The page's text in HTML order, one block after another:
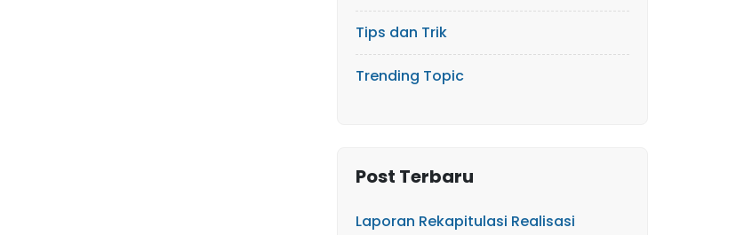
Tips dan Trik
Trending Topic
Post Terbaru
Laporan Rekapitulasi Realisasi